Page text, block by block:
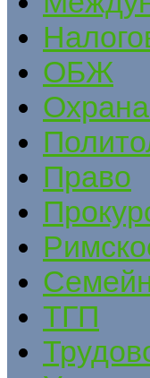
ОБЖ
Право
ТГП